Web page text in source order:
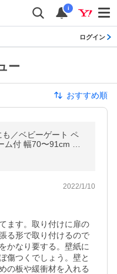
i
ログイン
ー
おすすめ順
／ベビーゲート ペ
ム付 幅70〜91cm 突
ん ペット 犬 リビン
2022/1/10
ます。取り付けに扉の
る形で取り付けるので
かなり要する。壁紙に
傷つくでしょう。壁と
の板や緩衝材を入れる